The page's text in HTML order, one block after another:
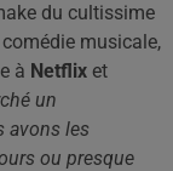
du cultissime
musicale,
à Netflix et
un
avons les
ou presque